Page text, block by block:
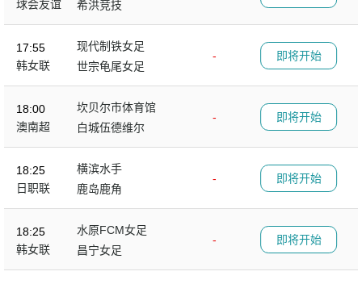
球会友谊
希洪竞技
17:55
韩女联
现代制铁女足
-
世宗龟尾女足
即将开始
18:00
澳南超
坎贝尔市体育馆
-
白城伍德维尔
即将开始
18:25
日职联
横滨水手
-
鹿岛鹿角
即将开始
18:25
韩女联
水原FCM女足
-
昌宁女足
即将开始